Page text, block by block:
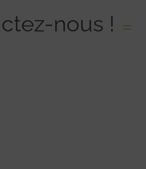
nous !